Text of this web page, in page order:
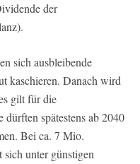
der
sich ausbleibende
kaschieren. Danach wird
gilt für die
spätestens ab 2040
Bei ca. 7 Mio.
unter günstigen